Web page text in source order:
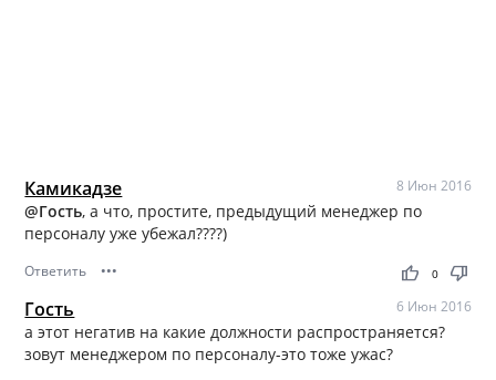
Камикадзе 8 Июн 2016
@Гость, а что, простите, предыдущий менеджер по
персоналу уже убежал????)
Ответить ••• thumb_up thumb_down
0
Гость 6 Июн 2016
а этот негатив на какие должности распространяется?
зовут менеджером по персоналу-это тоже ужас?